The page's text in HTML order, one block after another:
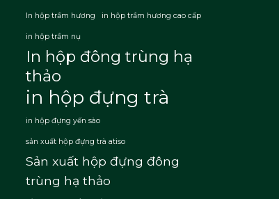
In hộp trầm hương in hộp trầm hương cao cấp
in hộp trầm nụ
In hộp đông trùng hạ
thảo
in hộp đựng trà
in hộp đựng yến sào
sản xuất hộp đựng trà atiso
Sản xuất hộp đựng đông
trùng hạ thảo